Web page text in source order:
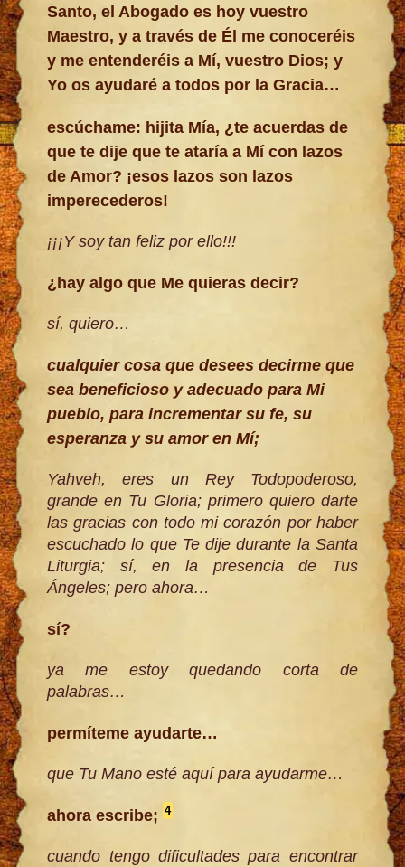
Santo, el Abogado es hoy vuestro
Maestro, y a través de Él me conoceréis
y me entenderéis a Mí, vuestro Dios; y
Yo os ayudaré a todos por la Gracia…
escúchame: hijita Mía, ¿te acuerdas de
que te dije que te ataría a Mí con lazos
de Amor? ¡esos lazos son lazos
imperecederos!
¡¡¡Y soy tan feliz por ello!!!
¿hay algo que Me quieras decir?
sí, quiero…
cualquier cosa que desees decirme que
sea beneficioso y adecuado para Mi
pueblo, para incrementar su fe, su
esperanza y su amor en Mí;
Yahveh, eres un Rey Todopoderoso,
grande en Tu Gloria; primero quiero darte
las gracias con todo mi corazón por haber
escuchado lo que Te dije durante la Santa
Liturgia; sí, en la presencia de Tus
Ángeles; pero ahora…
sí?
ya me estoy quedando corta de
palabras…
permíteme ayudarte…
que Tu Mano esté aquí para ayudarme…
ahora escribe;4
cuando tengo dificultades para encontrar